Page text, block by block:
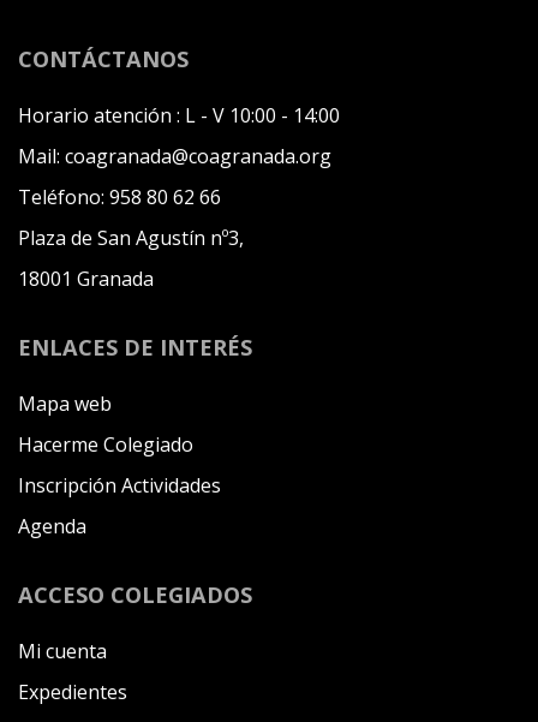
CONTÁCTANOS
Horario atención : L - V 10:00 - 14:00
Mail: coagranada@coagranada.org
Teléfono: 958 80 62 66
Plaza de San Agustín nº3,
18001 Granada
ENLACES DE INTERÉS
Mapa web
Hacerme Colegiado
Inscripción Actividades
Agenda
ACCESO COLEGIADOS
Mi cuenta
Expedientes